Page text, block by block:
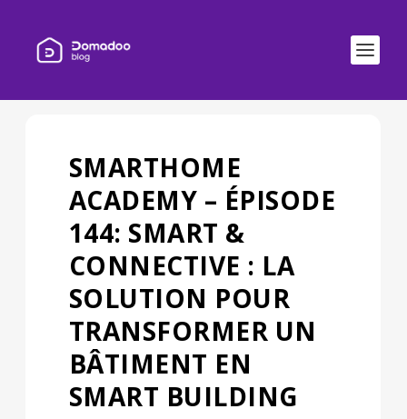
SMARTHOME
ACADEMY – ÉPISODE
144: SMART &
CONNECTIVE : LA
SOLUTION POUR
TRANSFORMER UN
BÂTIMENT EN
SMART BUILDING